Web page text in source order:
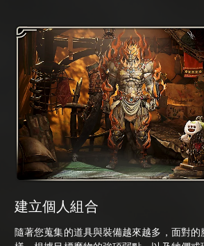
建立個人組合
隨著您蒐集的道具與裝備越來越多，面對的